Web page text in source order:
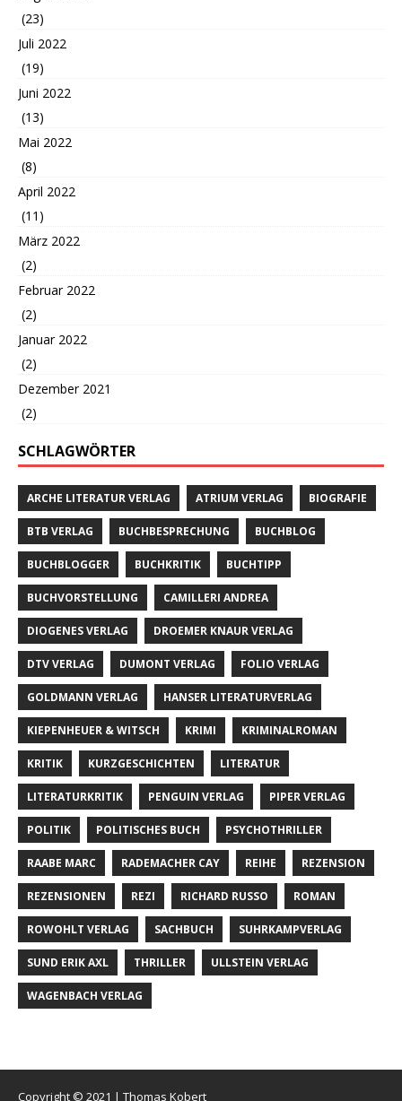
(23)
Juli 2022
(19)
Juni 2022
(13)
Mai 2022
(8)
April 2022
(11)
März 2022
(2)
Februar 2022
(2)
Januar 2022
(2)
Dezember 2021
(2)
SCHLAGWÖRTER
ARCHE LITERATUR VERLAG ATRIUM VERLAG BIOGRAFIE
BTB VERLAG BUCHBESPRECHUNG BUCHBLOG
BUCHBLOGGER BUCHKRITIK BUCHTIPP
BUCHVORSTELLUNG CAMILLERI ANDREA
DIOGENES VERLAG DROEMER KNAUR VERLAG
DTV VERLAG DUMONT VERLAG FOLIO VERLAG
GOLDMANN VERLAG HANSER LITERATURVERLAG
KIEPENHEUER & WITSCH KRIMI KRIMINALROMAN
KRITIK KURZGESCHICHTEN LITERATUR
LITERATURKRITIK PENGUIN VERLAG PIPER VERLAG
POLITIK POLITISCHES BUCH PSYCHOTHRILLER
RAABE MARC RADEMACHER CAY REIHE REZENSION
REZENSIONEN REZI RICHARD RUSSO ROMAN
ROWOHLT VERLAG SACHBUCH SUHRKAMPVERLAG
SUND ERIK AXL THRILLER ULLSTEIN VERLAG
WAGENBACH VERLAG
Copyright © 2021 | Thomas Kobert